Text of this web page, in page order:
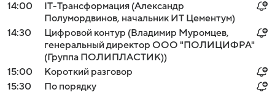
14:00
IT-Трансформация (Александр
Полумордвинов, начальник ИТ Цементум)
14:30
Цифровой контур (Владимир Муромцев,
генеральный директор ООО "ПОЛИЦИФРА"
(Группа ПОЛИПЛАСТИК))
15:00
Короткий разговор
15:30
По порядку